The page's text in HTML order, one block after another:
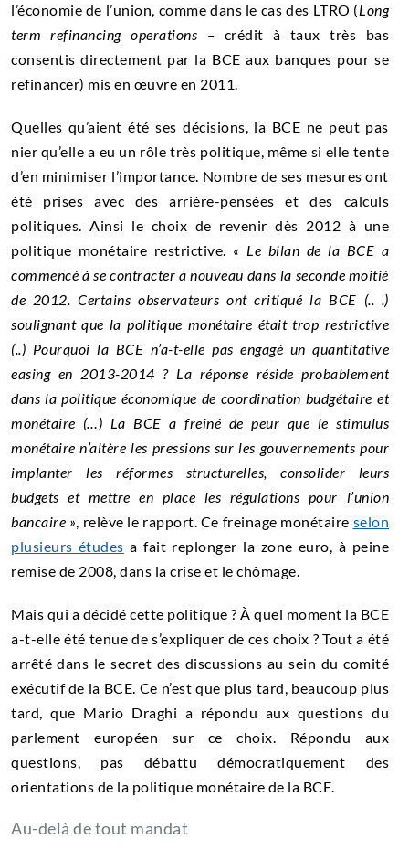
l’économie de l’union, comme dans le cas des LTRO (Long
term refinancing operations – crédit à taux très bas
consentis directement par la BCE aux banques pour se
refinancer) mis en œuvre en 2011.
Quelles qu’aient été ses décisions, la BCE ne peut pas
nier qu’elle a eu un rôle très politique, même si elle tente
d’en minimiser l’importance. Nombre de ses mesures ont
été prises avec des arrière-pensées et des calculs
politiques. Ainsi le choix de revenir dès 2012 à une
politique monétaire restrictive. « Le bilan de la BCE a
commencé à se contracter à nouveau dans la seconde moitié
de 2012. Certains observateurs ont critiqué la BCE (.. .)
soulignant que la politique monétaire était trop restrictive
(..) Pourquoi la BCE n’a-t-elle pas engagé un quantitative
easing en 2013-2014 ? La réponse réside probablement
dans la politique économique de coordination budgétaire et
monétaire (…) La BCE a freiné de peur que le stimulus
monétaire n’altère les pressions sur les gouvernements pour
implanter les réformes structurelles, consolider leurs
budgets et mettre en place les régulations pour l’union
bancaire », relève le rapport. Ce freinage monétaire selon
plusieurs études a fait replonger la zone euro, à peine
remise de 2008, dans la crise et le chômage.
Mais qui a décidé cette politique ? À quel moment la BCE
a-t-elle été tenue de s’expliquer de ces choix ? Tout a été
arrêté dans le secret des discussions au sein du comité
exécutif de la BCE. Ce n’est que plus tard, beaucoup plus
tard, que Mario Draghi a répondu aux questions du
parlement européen sur ce choix. Répondu aux
questions, pas débattu démocratiquement des
orientations de la politique monétaire de la BCE.
Au-delà de tout mandat